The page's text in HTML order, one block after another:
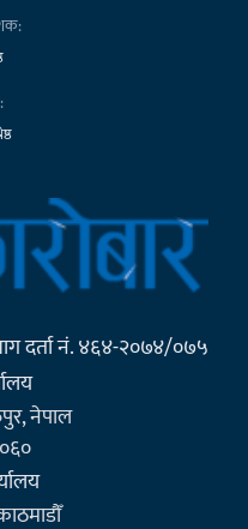
दर्ता नं. ४६४-२०७४/०७५
नेपाल